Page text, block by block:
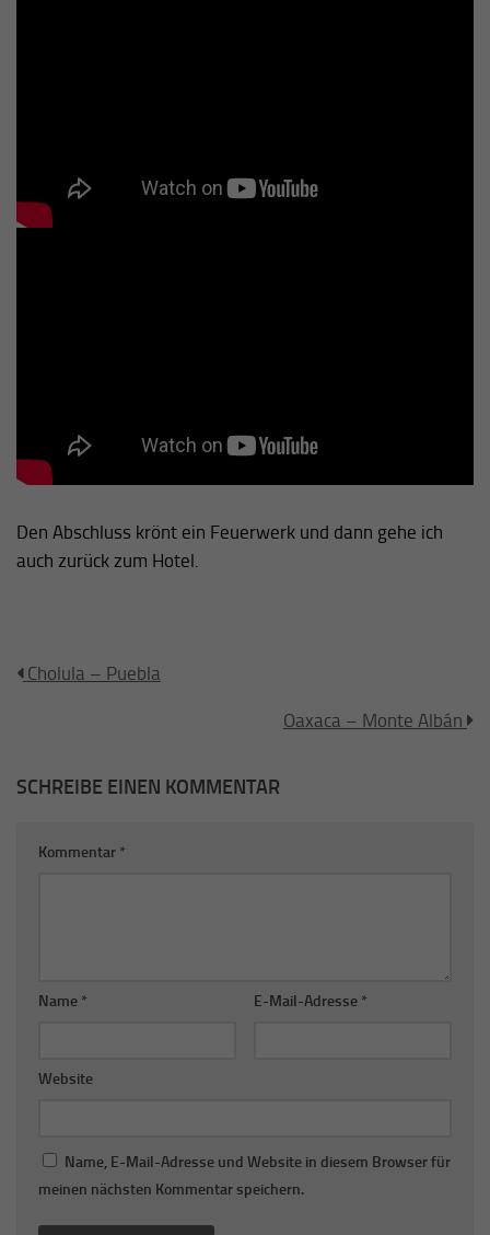
Den Abschluss krönt ein Feuerwerk und dann gehe ich
auch zurück zum Hotel.
Cholula – Puebla
Oaxaca – Monte Albán
SCHREIBE EINEN KOMMENTAR
Kommentar *
Name * E-Mail-Adresse *
Website
Name, E-Mail-Adresse und Website in diesem Browser für
meinen nächsten Kommentar speichern.